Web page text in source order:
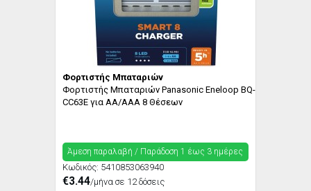
Φορτιστής Μπαταριών
Φορτιστής Μπαταριών Panasonic Eneloop BQ-
CC63E για AA/AAA 8 Θέσεων
Άμεση παραλαβή / Παράδoση 1 έως 3 ημέρες
Κωδικός: 5410853063940
€3.44/μήνα σε 12 δόσεις